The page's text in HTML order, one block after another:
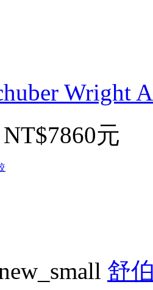
Wright
NT$7860元
舒